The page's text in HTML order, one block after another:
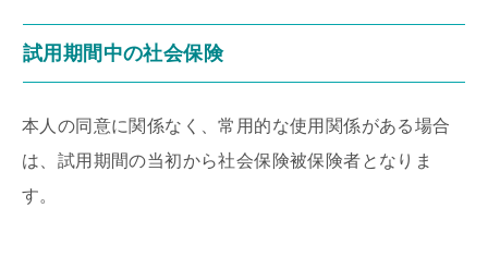
試用期間中の社会保険
本人の同意に関係なく、常用的な使用関係がある場合
は、試用期間の当初から社会保険被保険者となりま
す。